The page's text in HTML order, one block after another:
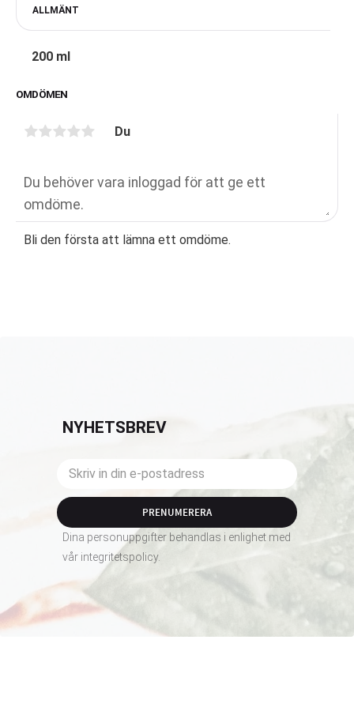
ALLMÄNT
200 ml
OMDÖMEN
Du
Bli den första att lämna ett omdöme.
NYHETSBREV
PRENUMERERA
Dina personuppgifter behandlas i enlighet med
vår integritetspolicy.